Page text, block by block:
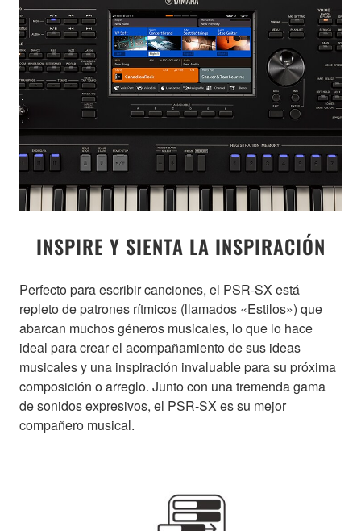
INSPIRE Y SIENTA LA INSPIRACIÓN
Perfecto para escribir canciones, el PSR-SX está
repleto de patrones rítmicos (llamados «Estilos») que
abarcan muchos géneros musicales, lo que lo hace
ideal para crear el acompañamiento de sus ideas
musicales y una inspiración invaluable para su próxima
composición o arreglo. Junto con una tremenda gama
de sonidos expresivos, el PSR-SX es su mejor
compañero musical.